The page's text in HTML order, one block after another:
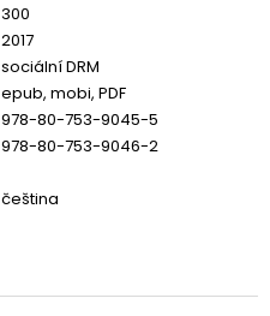
300
2017
sociální DRM
epub, mobi, PDF
978-80-753-9045-5
978-80-753-9046-2
čeština